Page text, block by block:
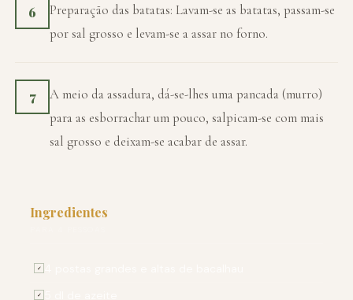
6
Preparação das batatas: Lavam-se as batatas, passam-se
por sal grosso e levam-se a assar no forno.
7
A meio da assadura, dá-se-lhes uma pancada (murro)
para as esborrachar um pouco, salpicam-se com mais
sal grosso e deixam-se acabar de assar.
Ingredientes
✓
✓